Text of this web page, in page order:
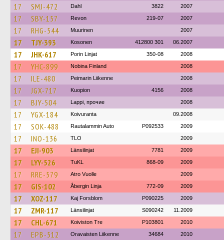
17 SMJ-472 Dahl 3822 2007
17 SBY-157 Revon 219-07 2007
17 RHG-544 Muurinen 2007
17 TJY-393 Kosonen 412800 301 06.2007
17 JHK-617 Porin Linjat 350-08 2008
17 YHC-899 Nobina Finland 2008
17 ILE-480 Peimarin Liikenne 2008
17 JGX-717 Kuopion 4156 2008
17 BJY-504 Lappi, прочие 2008
17 YGX-184 Koivuranta 09.2008
17 SOK-488 Rautalammin Auto P092533 2009
17 INO-136 TLO 2009
17 EJI-903 Länsilinjat 7781 2009
17 LYY-526 TuKL 868-09 2009
17 RRE-579 Atro Vuolle 2009
17 GIS-102 Åbergin Linja 772-09 2009
17 XOZ-117 Kaj Forsblom P090225 2009
17 ZMR-117 Länsilinjat S090242 11.2009
17 CHL-671 Koiviston Tre P103801 2010
17 EPB-512 Oravaisten Liikenne 34684 2010